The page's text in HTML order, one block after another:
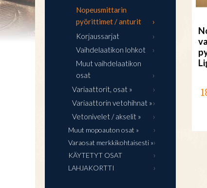
Nopeusmittarin
pyörittimet / anturit
Korjaussarjat
Vaihdelaatikon lohkot
Muut vaihdelaatikon
osat
Variaattorit, osat »
Variaattorin vetohihnat »
Vetonivelet / akselit »
Muut mopoauton osat »
Varaosat merkkikohtaisesti »
KÄYTETYT OSAT
LAHJAKORTTI